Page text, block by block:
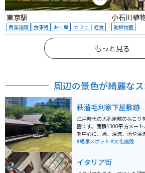
東京駅
商業施設 食事処 お土産 カフェ｜軽食
小石川植
動植物園
もっと見る
周辺の景色が綺麗な
萩藩毛利家下屋敷跡
江戸時代の大名屋敷のなごり
園です。面積4300平方メー
を中心に、滝、渓流、池や渓
ウといった木々が配置され、
には、江戸時代の石垣の一部
囲気を感じることができます
#絶景スポット #文化施設
イタリア街